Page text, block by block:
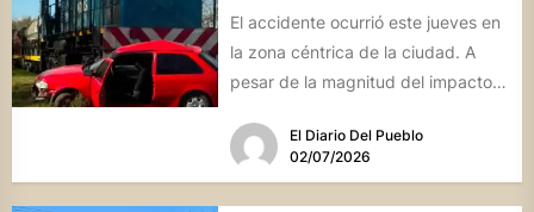
El accidente ocurrió este jueves en
la zona céntrica de la ciudad. A
pesar de la magnitud del impacto,
El Diario Del Pueblo
02/07/2026